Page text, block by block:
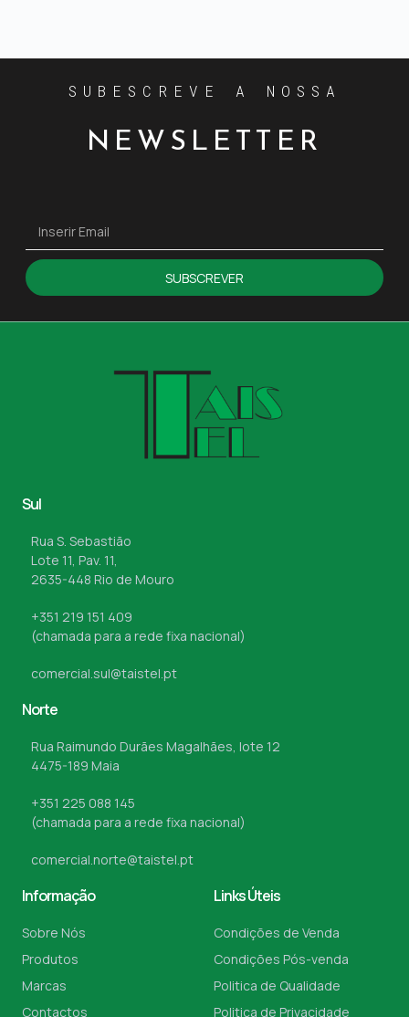
SUBESCREVE A NOSSA
NEWSLETTER
SUBSCREVER
Sul
Rua S. Sebastião
Lote 11, Pav. 11,
2635-448 Rio de Mouro
+351 219 151 409
(chamada para a rede fixa nacional)
comercial.sul@taistel.pt
Norte
Rua Raimundo Durães Magalhães, lote 12
4475-189 Maia
+351 225 088 145
(chamada para a rede fixa nacional)
comercial.norte@taistel.pt
Informação
Sobre Nós
Produtos
Marcas
Contactos
Links Úteis
Condições de Venda
Condições Pós-venda
Politica de Qualidade
Politica de Privacidade